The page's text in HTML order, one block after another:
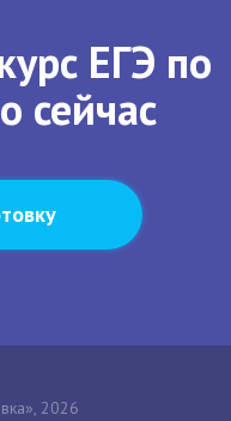
ЕГЭ по
сейчас
2026